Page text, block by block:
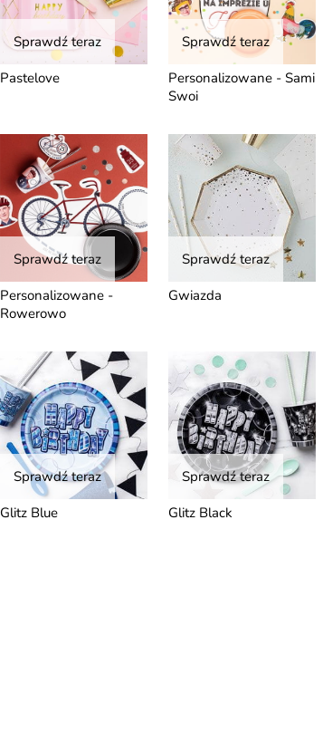
Sprawdź teraz
Pastelove
Sprawdź teraz
Personalizowane - Sami
Swoi
Sprawdź teraz
Personalizowane -
Rowerowo
Sprawdź teraz
Gwiazda
Sprawdź teraz
Glitz Blue
Sprawdź teraz
Glitz Black